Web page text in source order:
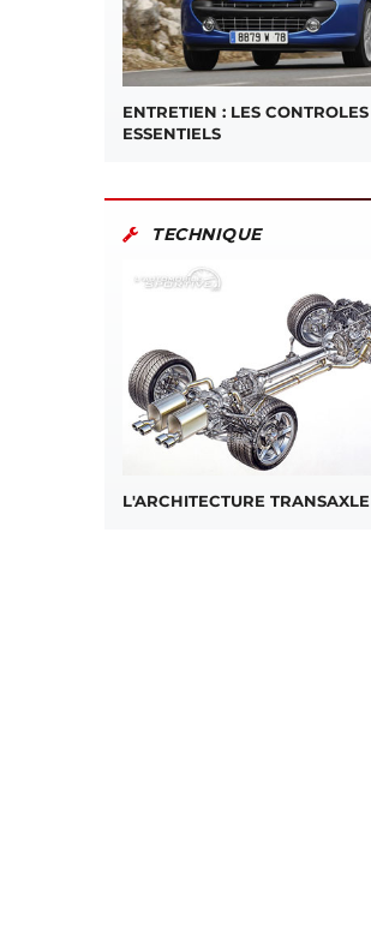
ENTRETIEN : LES CONTROLES
ESSENTIELS
TECHNIQUE
L'ARCHITECTURE TRANSAXLE